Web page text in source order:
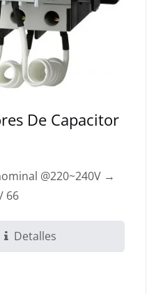
De Capacitor
@220~240V →
66
Detalles